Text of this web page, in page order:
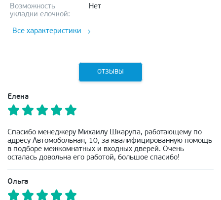
Возможность
укладки елочкой:
Нет
Все характеристики
ОТЗЫВЫ
Елена
Спасибо менеджеру Михаилу Шкарупа, работающему по
адресу Автомобольная, 10, за квалифицированную помощь
в подборе межкомнатных и входных дверей. Очень
осталась довольна его работой, большое спасибо!
Ольга